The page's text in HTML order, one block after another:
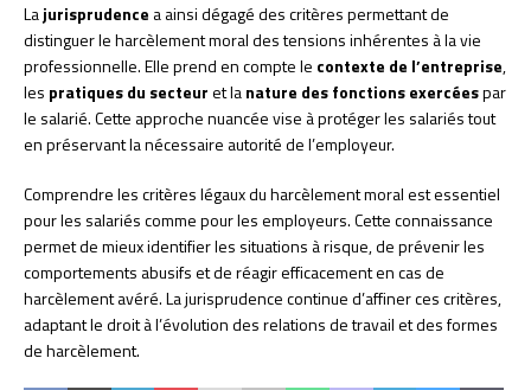
Lajurisprudence a ainsi dégagé des critères permettant de
distinguer le harcèlement moral des tensions inhérentes à la vie
professionnelle. Elle prend en compte le contexte de l’entreprise,
les pratiques du secteuret lanature des fonctions exercéespar
le salarié. Cette approche nuancée vise à protéger les salariés tout
en préservant la nécessaire autorité de l’employeur.
Comprendre les critères légaux du harcèlement moral est essentiel
pour les salariés comme pour les employeurs. Cette connaissance
permet de mieux identifier les situations à risque, de prévenir les
comportements abusifs et de réagir efficacement en cas de
harcèlement avéré. La jurisprudence continue d’affiner ces critères,
adaptant le droit à l’évolution des relations de travail et des formes
de harcèlement.